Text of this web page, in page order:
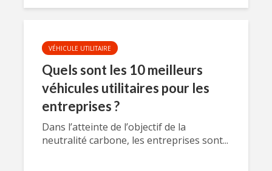
VÉHICULE UTILITAIRE
Quels sont les 10 meilleurs
véhicules utilitaires pour les
entreprises ?
Dans l’atteinte de l’objectif de la
neutralité carbone, les entreprises sont...